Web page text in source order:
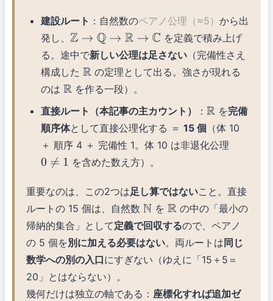
建設ルート ：自然数のペアノ公理（≈5）から出
発し、Z→Q→R →C
を定義で積み上げ
る。途中で新しい公理は足さない （完備性さえ
構成したR の定理として出る。強さが現れる
のはR を作る一段）。
直接ルート（本記事の主カウント）
：R を完備
順序体として直接公理化する ＝15 個 （体 10
＋ 順序 4 ＋ 完備性 1。体 10 は非退化公理
0 ≠1 を含めた数え方）。
重要なのは、この2つは足し算ではないこと。直接
ルートの 15 個は、自然数N をR の中の「最小の
帰納的集合」として定義で回収するので、ペアノ
の 5 個を別に加える必要はない。両ルートは 同じ
数学への別の入口にすぎない（ゆえに「15＋5＝
20」とはならない）。
幾何だけは独立の軸である： 座標化すれば追加ゼ